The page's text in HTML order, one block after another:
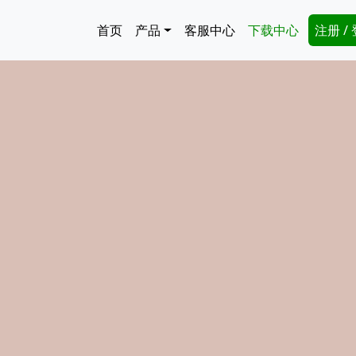
Main navigation
首页 产品 客服中心 下载中心 注册 /